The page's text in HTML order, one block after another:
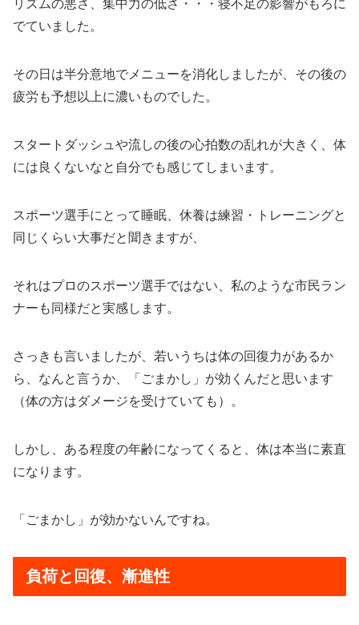
リズムの悪さ、集中力の低さ・・・寝不足の影響がもろに
でていました。
その日は半分意地でメニューを消化しましたが、その後の
疲労も予想以上に濃いものでした。
スタートダッシュや流しの後の心拍数の乱れが大きく、体
には良くないなと自分でも感じてしまいます。
スポーツ選手にとって睡眠、休養は練習・トレーニングと
同じくらい大事だと聞きますが、
それはプロのスポーツ選手ではない、私のような市民ラン
ナーも同様だと実感します。
さっきも言いましたが、若いうちは体の回復力があるか
ら、なんと言うか、「ごまかし」が効くんだと思います
（体の方はダメージを受けていても）。
しかし、ある程度の年齢になってくると、体は本当に素直
になります。
「ごまかし」が効かないんですね。
負荷と回復、漸進性